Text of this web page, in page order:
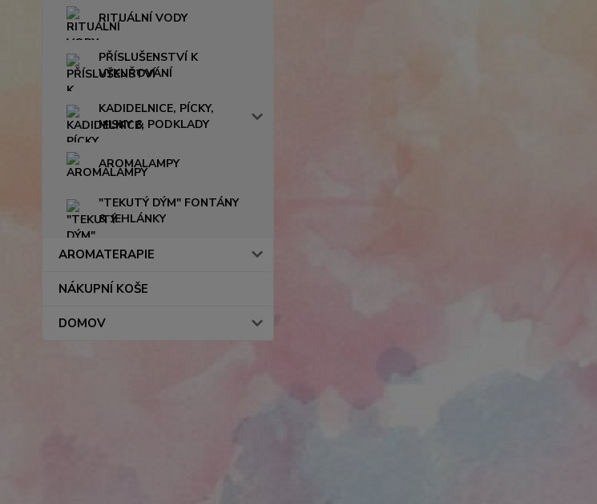
RITUÁLNÍ VODY
PŘÍSLUŠENSTVÍ K
VYKUŘOVÁNÍ
KADIDELNICE, PÍCKY,
MISKY & PODKLADY
AROMALAMPY
"TEKUTÝ DÝM" FONTÁNY
& JEHLÁNKY
AROMATERAPIE
NÁKUPNÍ KOŠE
DOMOV